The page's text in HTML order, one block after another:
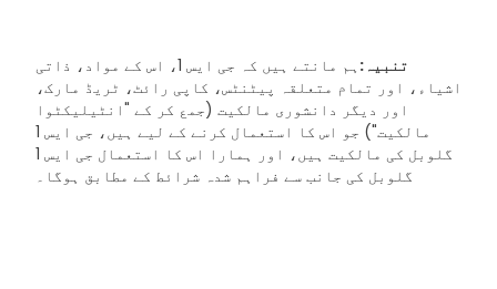
تنبیہ:
ہم مانتے ہیں کہ جی ایس 1، اس کے مواد، ذاتی
اشیاء، اور تمام متعلقہ پیٹنٹس، کاپی رائٹ، ٹریڈ مارک،
اور دیگر دانشوری مالکیت (جمع کر کے "انٹیلیکٹوا
مالکیت") جو اس کا استعمال کرنے کے لیے ہیں، جی ایس 1
گلوبل کی مالکیت ہیں، اور ہمارا اس کا استعمال جی ایس 1
گلوبل کی جانب سے فراہم شدہ شرائط کے مطابق ہوگا۔